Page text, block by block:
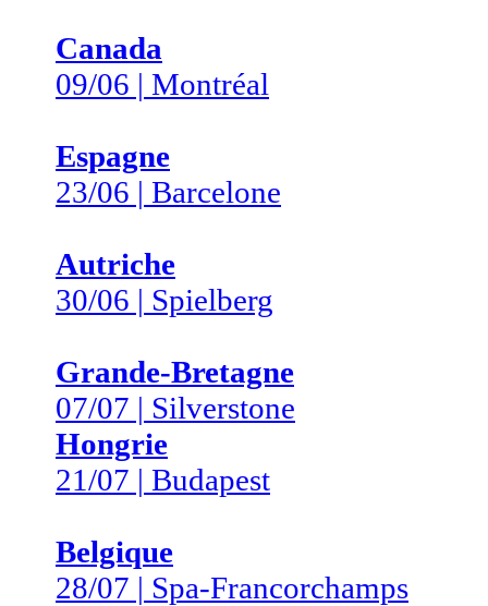
Canada
09/06 | Montréal
Espagne
23/06 | Barcelone
Autriche
30/06 | Spielberg
Grande-Bretagne
07/07 | Silverstone
Hongrie
21/07 | Budapest
Belgique
28/07 | Spa-Francorchamps